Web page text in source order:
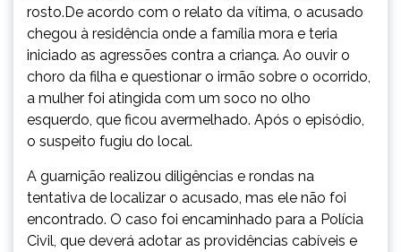
rosto.De acordo com o relato da vítima, o acusado
chegou à residência onde a família mora e teria
iniciado as agressões contra a criança. Ao ouvir o
choro da filha e questionar o irmão sobre o ocorrido,
a mulher foi atingida com um soco no olho
esquerdo, que ficou avermelhado. Após o episódio,
o suspeito fugiu do local.
A guarnição realizou diligências e rondas na
tentativa de localizar o acusado, mas ele não foi
encontrado. O caso foi encaminhado para a Polícia
Civil, que deverá adotar as providências cabíveis e